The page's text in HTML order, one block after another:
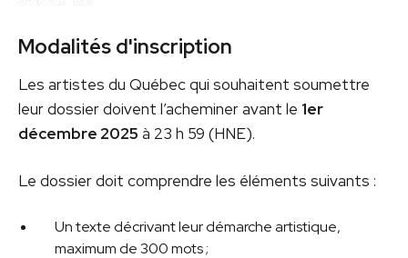
Modalités d'inscription
Les artistes du Québec qui souhaitent soumettre
leur dossier doivent l’acheminer avant le 1er
décembre 2025 à 23 h 59 (HNE).
Le dossier doit comprendre les éléments suivants :
Un texte décrivant leur démarche artistique,
maximum de 300 mots ;